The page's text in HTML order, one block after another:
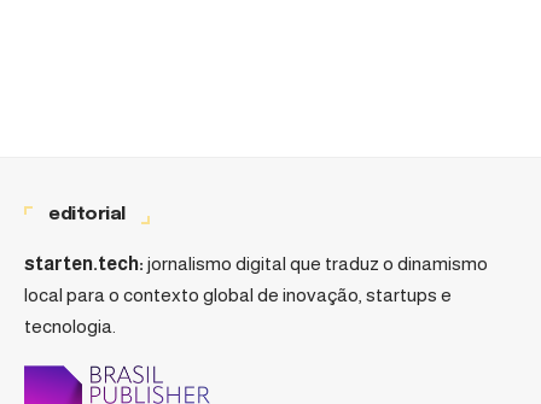
editorial
starten.tech: jornalismo digital que traduz o dinamismo
local para o contexto global de inovação, startups e
tecnologia.